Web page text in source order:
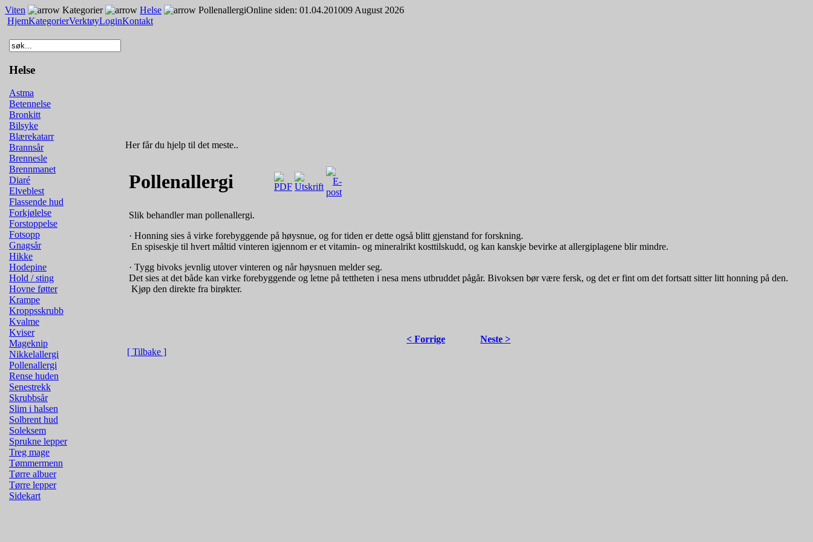
Viten Kategorier Helse PollenallergiOnline siden: 01.04.201009 August 2026
HjemKategorierVerktøyLoginKontakt
Helse
Astma
Betennelse
Bronkitt
Bilsyke
Blærekatarr
Brannsår
Brennesle
Brennmanet
Diaré
Elveblest
Flassende hud
Forkjølelse
Forstoppelse
Fotsopp
Gnagsår
Hikke
Hodepine
Hold / sting
Hovne føtter
Krampe
Kroppsskrubb
Kvalme
Kviser
Mageknip
Nikkelallergi
Pollenallergi
Rense huden
Senestrekk
Skrubbsår
Slim i halsen
Solbrent hud
Soleksem
Sprukne lepper
Treg mage
Tømmermenn
Tørre albuer
Tørre lepper
Sidekart
Her får du hjelp til det meste..
Pollenallergi
Slik behandler man pollenallergi.
· Honning sies å virke forebyggende på høysnue, og for tiden er dette også blitt gjenstand for forskning.
­ En spiseskje til hvert måltid vinteren igjennom er et vitamin- og mineralrikt kosttilskudd, og kan kanskje bevirke at allergiplagene blir mindre.
· Tygg bivoks jevnlig utover vinteren og når høysnuen melder seg.
Det sies at det både kan virke forebyggende og letne på tettheten i nesa mens utbruddet pågår. Bivoksen bør være fersk, og det er fint om det fortsatt sitter litt honning på den.
­ Kjøp den direkte fra birøkter.
< Forrige
Neste >
[ Tilbake ]